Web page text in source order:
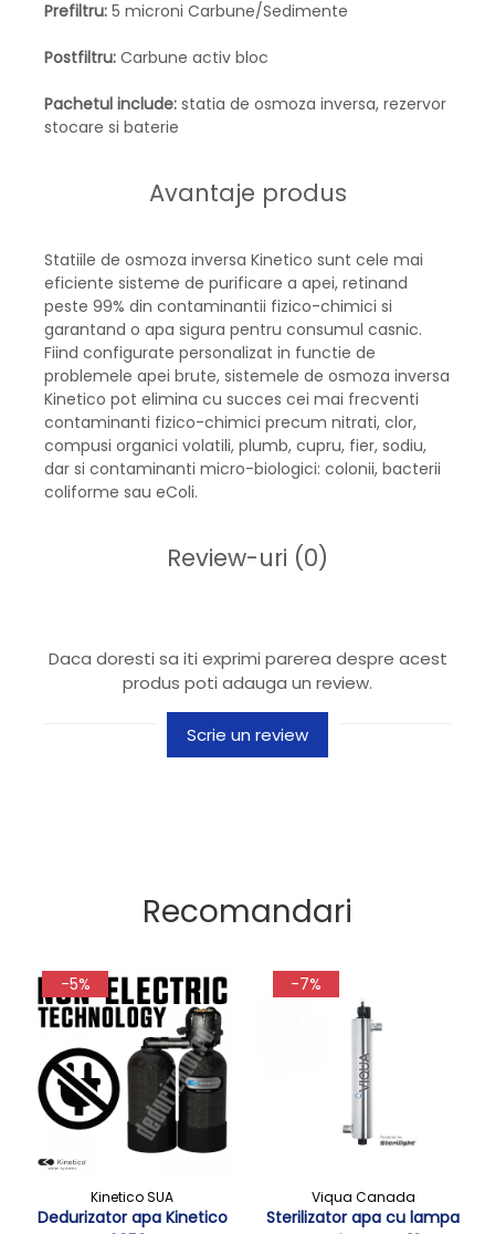
Prefiltru: 5 microni Carbune/Sedimente
Postfiltru: Carbune activ bloc
Pachetul include: statia de osmoza inversa, rezervor
stocare si baterie
Avantaje produs
Statiile de osmoza inversa Kinetico sunt cele mai
eficiente sisteme de purificare a apei, retinand
peste 99% din contaminantii fizico-chimici si
garantand o apa sigura pentru consumul casnic.
Fiind configurate personalizat in functie de
problemele apei brute, sistemele de osmoza inversa
Kinetico pot elimina cu succes cei mai frecventi
contaminanti fizico-chimici precum nitrati, clor,
compusi organici volatili, plumb, cupru, fier, sodiu,
dar si contaminanti micro-biologici: colonii, bacterii
coliforme sau eColi.
Review-uri (0)
Daca doresti sa iti exprimi parerea despre acest
produs poti adauga un review.
Scrie un review
Recomandari
-5%
Kinetico SUA
Dedurizator apa Kinetico
-7%
Viqua Canada
Sterilizator apa cu lampa